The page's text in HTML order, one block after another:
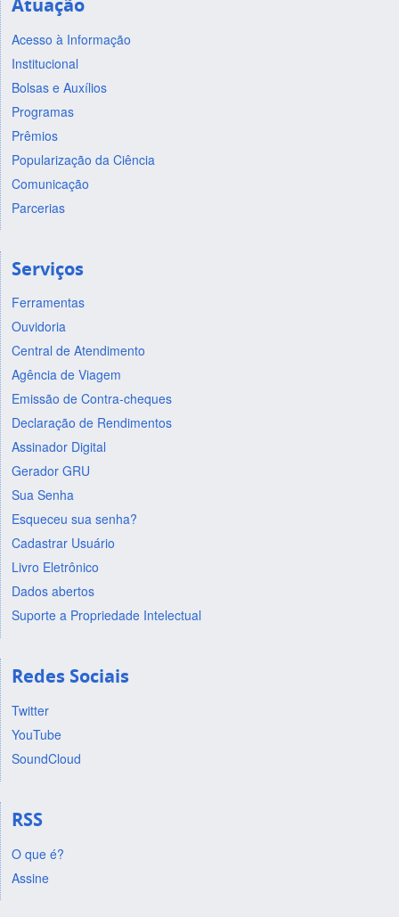
Acesso à Informação
Institucional
Bolsas e Auxílios
Programas
Prêmios
Popularização da Ciência
Comunicação
Parcerias
Serviços
Ferramentas
Ouvidoria
Central de Atendimento
Agência de Viagem
Emissão de Contra-cheques
Declaração de Rendimentos
Assinador Digital
Gerador GRU
Sua Senha
Esqueceu sua senha?
Cadastrar Usuário
Livro Eletrônico
Dados abertos
Suporte a Propriedade Intelectual
Redes Sociais
Twitter
YouTube
SoundCloud
RSS
O que é?
Assine